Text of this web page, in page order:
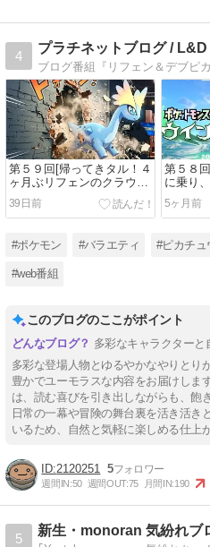
4
プラチネットブログ /
第５９回[帰ってきタル！４
ヶ月ぶリフェンのクラウド
島大紹介！]
39日前
第５８
に乗り
5ヶ月前
#ポケモン #バラエティ #ピカチュ
#web番組
このブログのここがポイント
多彩なキャラクターと
多彩な登場人物とゆるやかなやりとり
豊かでユーモラスな内容をお届けしま
は、読む喜びを引き出しながらも、飽
日常の一幕や冒険の舞台裏を活き活き
いるため、自然と気軽に楽しめる仕上
2120251 5
週間IN:50 週間OUT:75 月間IN:190
5
新生・monoran 気紛れブ